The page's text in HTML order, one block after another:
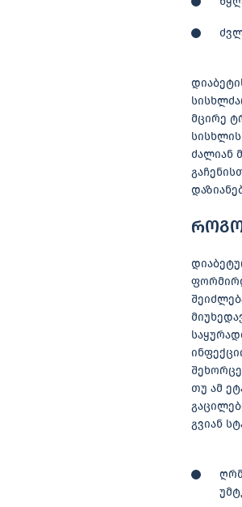
მცირე
ძალიან
თუ ამ
გვიან